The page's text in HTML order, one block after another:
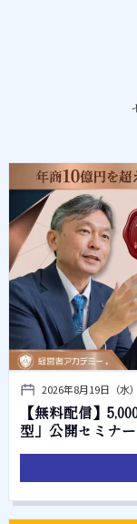
2026年8月19日（水
【無料配信】
型」公開セミナー